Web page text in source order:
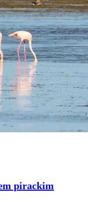
pirackim